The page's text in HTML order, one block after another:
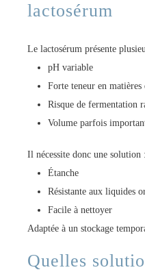
lactosérum
Le lactosérum présente
pH variable
Forte teneur en matières
Risque de fermentation
Volume parfois
Il nécessite donc une solution :
Étanche
Résistante aux liquides
Facile à nettoyer
Adaptée à un stockage
Quelles